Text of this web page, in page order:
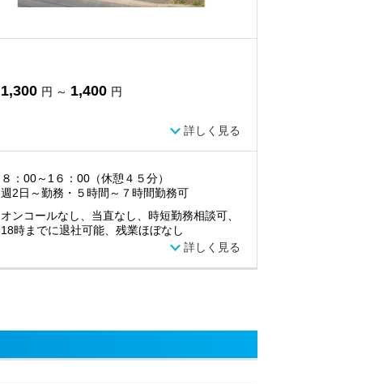
1,300 円 ～ 1,400 円
詳しく見る
８：00～1６：00（休憩４５分）
週2日～勤務・５時間～７時間勤務可
オンコールなし、当直なし、時短勤務相談可、
18時までに退社可能、残業ほぼなし
詳しく見る